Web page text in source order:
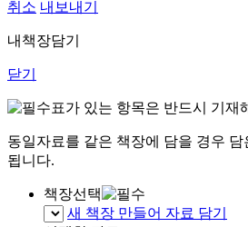
취소 내보내기
내책장담기
닫기
표가 있는 항목은 반드시 기재
동일자료를 같은 책장에 담을 경우
됩니다.
책장선택
새 책장 만들어 자료 담기